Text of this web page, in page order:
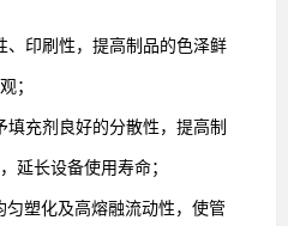
、印刷性，提高制品的色泽鲜
；
填充剂良好的分散性，提高制
延长设备使用寿命；
匀塑化及高熔融流动性，使管